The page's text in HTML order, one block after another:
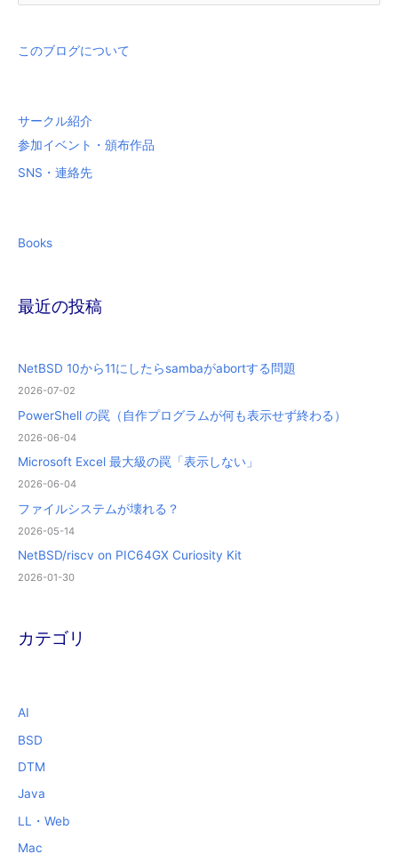
象
このブログについて
サークル紹介
参加イベント・頒布作品
SNS・連絡先
Books
最近の投稿
NetBSD 10から11にしたらsambaがabortする問題
2026-07-02
PowerShell の罠（自作プログラムが何も表示せず終わる）
2026-06-04
Microsoft Excel 最大級の罠「表示しない」
2026-06-04
ファイルシステムが壊れる？
2026-05-14
NetBSD/riscv on PIC64GX Curiosity Kit
2026-01-30
カテゴリ
AI
BSD
DTM
Java
LL・Web
Mac